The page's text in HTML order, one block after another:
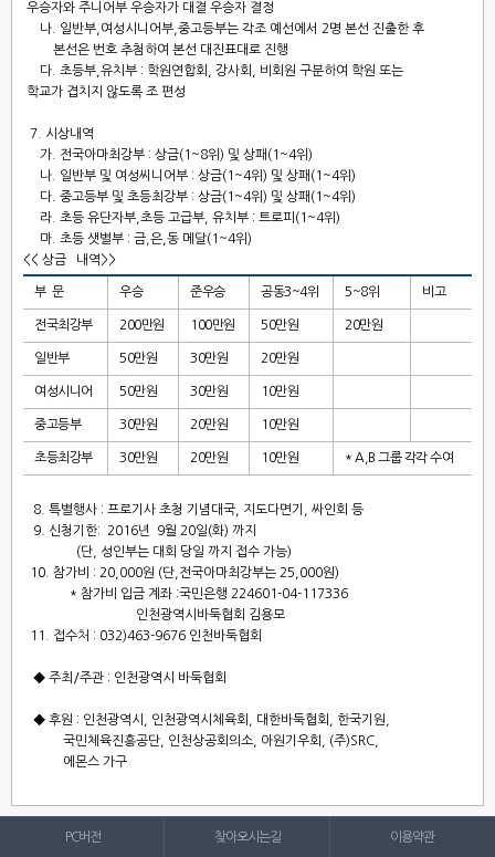
우승자와 주니어부 우승자가 대결 우승자 결정
나
일반부 여성시니어부 중고등부는 각조 예선에서 2명 본선 진출한 후
본선은 번호 추첨하여 본선 대진표대로 진행
다 초등부 유치부 : 학원연합회 강사회
비회원 구분하여 학원 또는
학교가 겹치지 않도록 조 편성
7. 시상내역
가
전국아마최강부 : 상금(1~8위) 및 상패(1~4위)
나
일반부 및 여성씨니어부 : 상금(1~4위) 및 상패(1~4위)
다 중고등부 및 초등최강부 : 상금(1~4위) 및 상패(1~4위)
라 초등 유단자부 초등 고급부 유치부 : 트로피 (1~4위)
마 초등 샛별부 : 금 은 동 메달(1~4위)
<< 상금 내역>>
부 문 우승 준우승 공동3~4위 5~8위 비고
전국최강부 200만원 100만원 50만원 20만원
일반부 50만원 30만원 20만원
여성시니어 50만원 30만원 10만원
중고등부 30만원 20만원 10만원
초등최강부 30만원 20만원 10만원 * A,B 그룹 각각 수여
8. 특별행사 : 프로기사 초청 기념대국 지도다면기
싸인회 등
9. 신청기한: 2016년 9월 20일(화) 까지
(단 성인부는 대회 당일 까지 접수 가능)
10. 참가비 : 20,000원 (단 전국아마최강부는 25,000원)
* 참가비 입금 계좌 :국민은행 224601-04-117336
인천광역시바둑협회 김용모
11. 접수처 : 032)463-9676 인천바둑협회
◆ 주최 /주관 : 인천광역시 바둑협회
◆ 후원 : 인천광역시 인천광역시체육회 대한바둑협회 한국기원
국민체육진흥공단
인천상공회의소 아원기우회 , (주)SRC,
에몬스 가구
PC버전 찾아오시는길 이용약관